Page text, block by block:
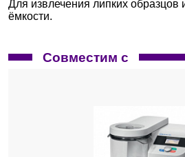
Для извлечения липких образцов
ёмкости.
Совместим с